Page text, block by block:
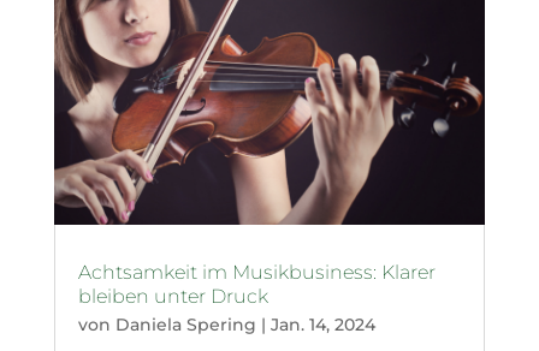
Achtsamkeit im Musikbusiness: Klarer
bleiben unter Druck
von Daniela Spering | Jan. 14, 2024